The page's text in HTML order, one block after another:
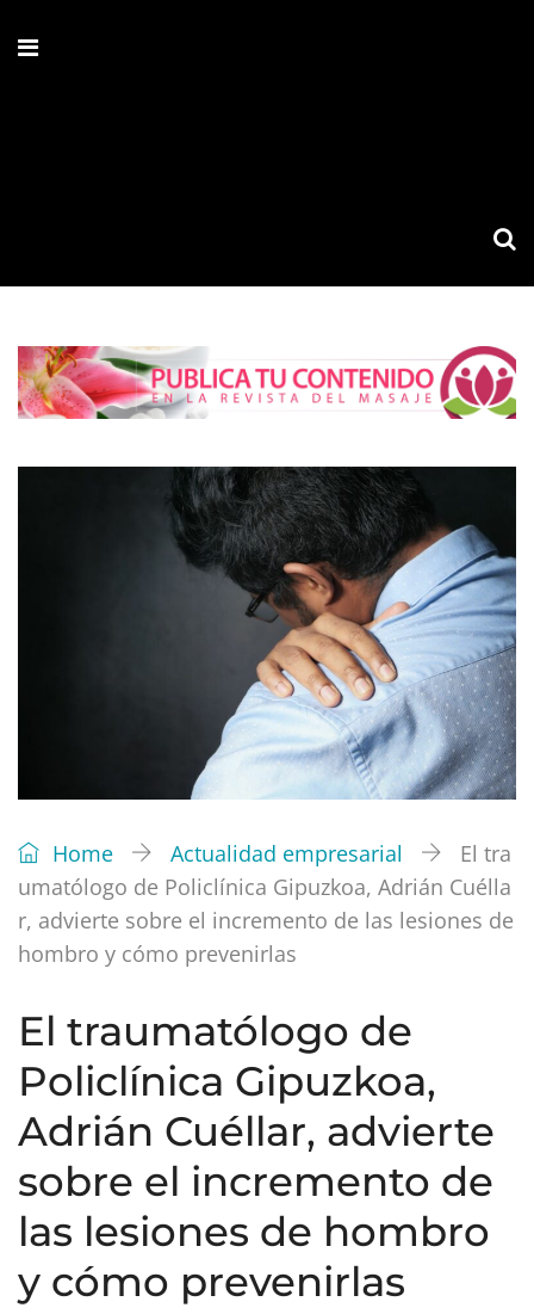
Home Actualidad empresarial
El tra
umatólogo de Policlínica Gipuzkoa, Adrián Cuélla
r, advierte sobre el incremento de las lesiones de
hombro y cómo prevenirlas
El traumatólogo de
Policlínica Gipuzkoa,
Adrián Cuéllar, advierte
sobre el incremento de
las lesiones de hombro
y cómo prevenirlas